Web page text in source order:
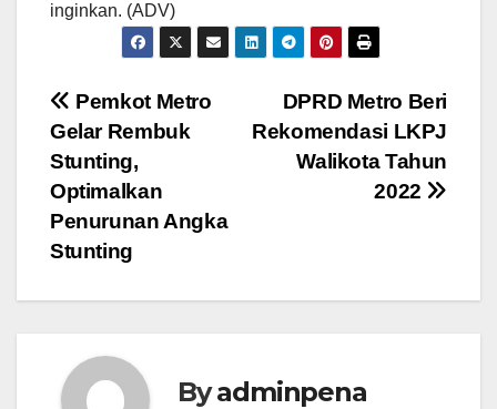
inginkan. (ADV)
Navigasi
pos
DPRD Metro Beri
Rekomendasi LKPJ
Walikota Tahun
2022
Pemkot Metro
Gelar Rembuk
Stunting,
Optimalkan
Penurunan Angka
Stunting
Byadminpena